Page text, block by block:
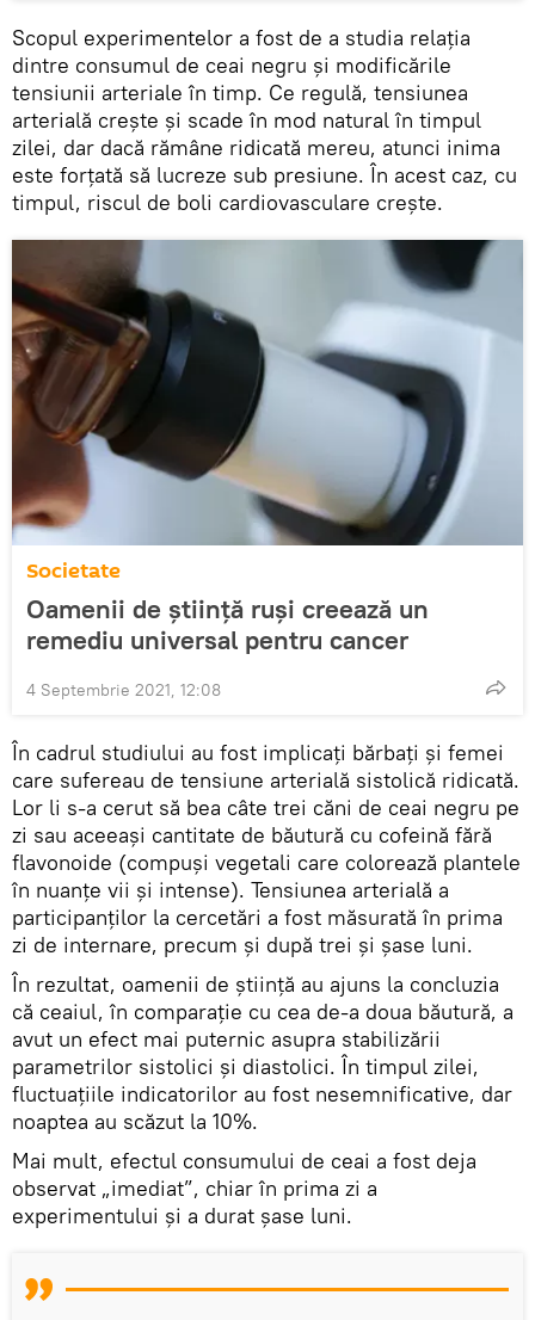
Scopul experimentelor a fost de a studia relația
dintre consumul de ceai negru și modificările
tensiunii arteriale în timp. Ce regulă, tensiunea
arterială crește și scade în mod natural în timpul
zilei, dar dacă rămâne ridicată mereu, atunci inima
este forțată să lucreze sub presiune. În acest caz, cu
timpul, riscul de boli cardiovasculare crește.
Societate
Oamenii de știință ruși creează un
remediu universal pentru cancer
4 Septembrie 2021, 12:08
În cadrul studiului au fost implicați bărbați și femei
care sufereau de tensiune arterială sistolică ridicată.
Lor li s-a cerut să bea câte trei căni de ceai negru pe
zi sau aceeași cantitate de băutură cu cofeină fără
flavonoide (compuși vegetali care colorează plantele
în nuanțe vii și intense). Tensiunea arterială a
participanților la cercetări a fost măsurată în prima
zi de internare, precum și după trei și șase luni.
În rezultat, oamenii de știință au ajuns la concluzia
că ceaiul, în comparație cu cea de-a doua băutură, a
avut un efect mai puternic asupra stabilizării
parametrilor sistolici și diastolici. În timpul zilei,
fluctuațiile indicatorilor au fost nesemnificative, dar
noaptea au scăzut la 10%.
Mai mult, efectul consumului de ceai a fost deja
observat „imediat”, chiar în prima zi a
experimentului și a durat șase luni.